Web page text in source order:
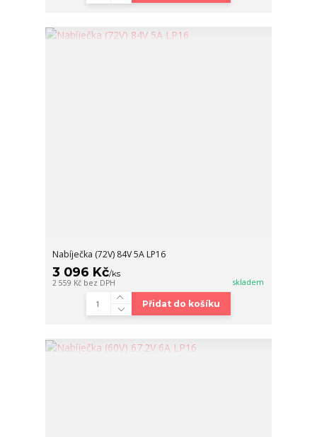
Nabíječka (72V) 84V 5A LP16
3 096 Kč/ks
2 559 Kč bez DPH skladem
Přidat do košíku